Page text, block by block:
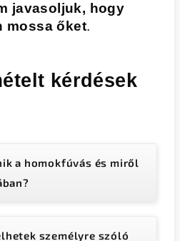
javasoljuk, hogy
mossa őket.
kérdések
a homokfúvás és miről
személyre szóló